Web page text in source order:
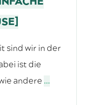
sind wir in der
ist die
andere ...